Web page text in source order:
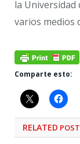
la Universidad
varios medios
Comparte esto:
RELATED